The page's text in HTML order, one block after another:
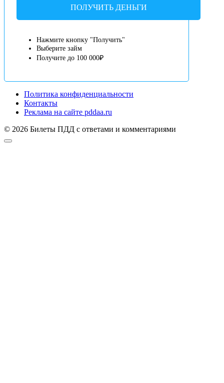
ПОЛУЧИТЬ ДЕНЬГИ
Нажмите кнопку "Получить"
Выберите займ
Получите до 100 000₽
Политика конфиденциальности
Контакты
Реклама на сайте pddaa.ru
© 2026 Билеты ПДД с ответами и комментариями